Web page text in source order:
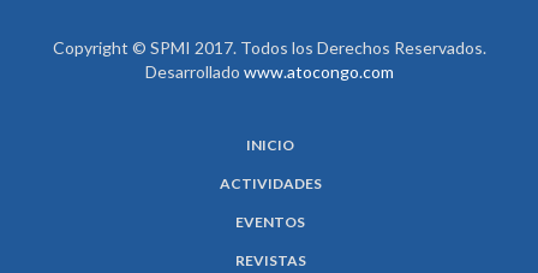
Copyright © SPMI 2017. Todos los Derechos Reservados.
Desarrollado www.atocongo.com
INICIO
ACTIVIDADES
EVENTOS
REVISTAS